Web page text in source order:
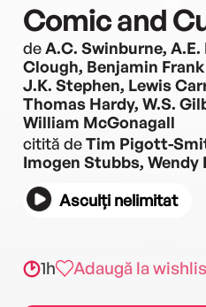
Comic and
deA.C. Swinburne,
Clough, Benjamin
J.K. Stephen, Lewis
Thomas Hardy, W.S.
William McGonagall
citită deTim Pigott-
Imogen Stubbs, Wendy
Asculți nelimitat
1h Adaugă la